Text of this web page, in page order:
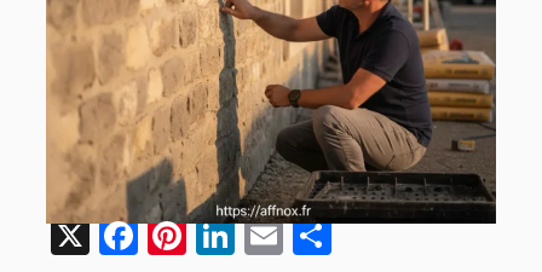
X Facebook
Pinterest
LinkedIn
EmailShare